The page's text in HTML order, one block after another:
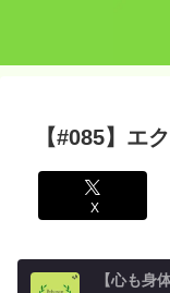
【#085】エ
X
【心も身